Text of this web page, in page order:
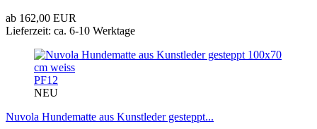
ab 162,00 EUR
Lieferzeit: ca. 6-10 Werktage
PF12
NEU
Nuvola Hundematte aus Kunstleder gesteppt...